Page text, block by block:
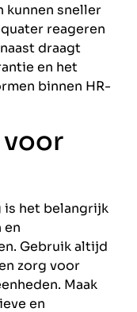
kunnen sneller
reageren
draagt
en het
binnen HR-
is het belangrijk
en
Gebruik altijd
zorg voor
Maak
en